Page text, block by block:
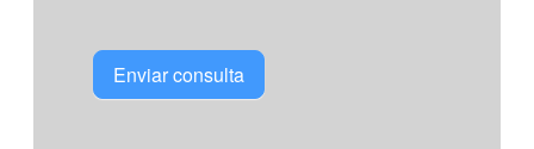
Enviar consulta